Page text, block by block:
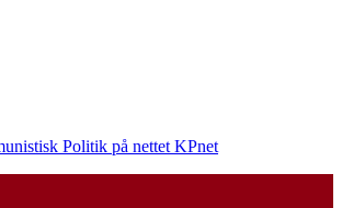
KPnet